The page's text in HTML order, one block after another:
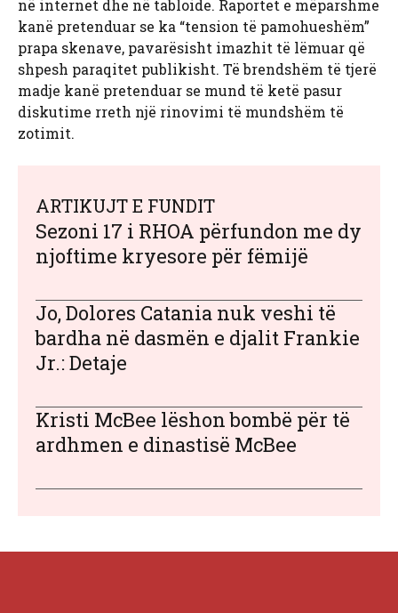
në internet dhe në tabloide. Raportet e mëparshme
kanë pretenduar se ka “tension të pamohueshëm”
prapa skenave, pavarësisht imazhit të lëmuar që
shpesh paraqitet publikisht. Të brendshëm të tjerë
madje kanë pretenduar se mund të ketë pasur
diskutime rreth një rinovimi të mundshëm të
zotimit.
ARTIKUJT E FUNDIT
Sezoni 17 i RHOA përfundon me dy
njoftime kryesore për fëmijë
Jo, Dolores Catania nuk veshi të
bardha në dasmën e djalit Frankie
Jr.: Detaje
Kristi McBee lëshon bombë për të
ardhmen e dinastisë McBee